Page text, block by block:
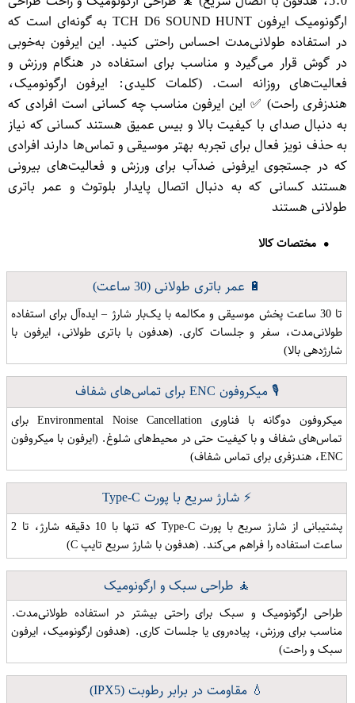
ارگونومیک ایرفون TCH D6 SOUND HUNT به گونه‌ای است که
در استفاده طولانی‌مدت احساس راحتی کنید. این ایرفون به‌خوبی
در گوش قرار می‌گیرد و مناسب برای استفاده در هنگام ورزش و
فعالیت‌های روزانه است. (کلمات کلیدی: ایرفون ارگونومیک،
هندزفری راحت) ✅ این ایرفون مناسب چه کسانی است افرادی که
به دنبال صدای با کیفیت بالا و بیس عمیق هستند کسانی که نیاز
به حذف نویز فعال برای تجربه بهتر موسیقی و تماس‌ها دارند افرادی
که در جستجوی ایرفونی ضدآب برای ورزش و فعالیت‌های بیرونی
هستند کسانی که به دنبال اتصال پایدار بلوتوث و عمر باتری
طولانی هستند
مختصات کالا
🔋 عمر باتری طولانی (30 ساعت)
تا 30 ساعت پخش موسیقی و مکالمه با یک‌بار شارژ – ایده‌آل برای استفاده
طولانی‌مدت، سفر و جلسات کاری. (هدفون با باتری طولانی، ایرفون با
شارژدهی بالا)
🎙️ میکروفون ENC برای تماس‌های شفاف
میکروفون دوگانه با فناوری Environmental Noise Cancellation برای
تماس‌های شفاف و با کیفیت حتی در محیط‌های شلوغ. (ایرفون با میکروفون
ENC، هندزفری برای تماس شفاف)
⚡ شارژ سریع با پورت Type-C
پشتیبانی از شارژ سریع با پورت Type-C که تنها با 10 دقیقه شارژ، تا 2
ساعت استفاده را فراهم می‌کند. (هدفون با شارژ سریع تایپ C)
🧘 طراحی سبک و ارگونومیک
طراحی ارگونومیک و سبک برای راحتی بیشتر در استفاده طولانی‌مدت.
مناسب برای ورزش، پیاده‌روی یا جلسات کاری. (هدفون ارگونومیک، ایرفون
سبک و راحت)
💧 مقاومت در برابر رطوبت (IPX5)